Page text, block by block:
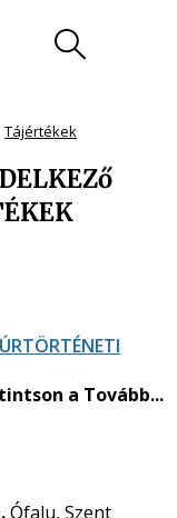
Tájértékek
a Tovább...
Ófalu, Szent